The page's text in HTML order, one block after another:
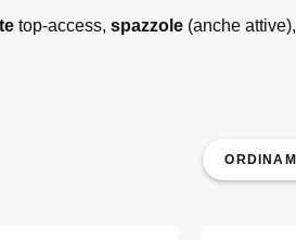
top-access, spazzole(anche attive),